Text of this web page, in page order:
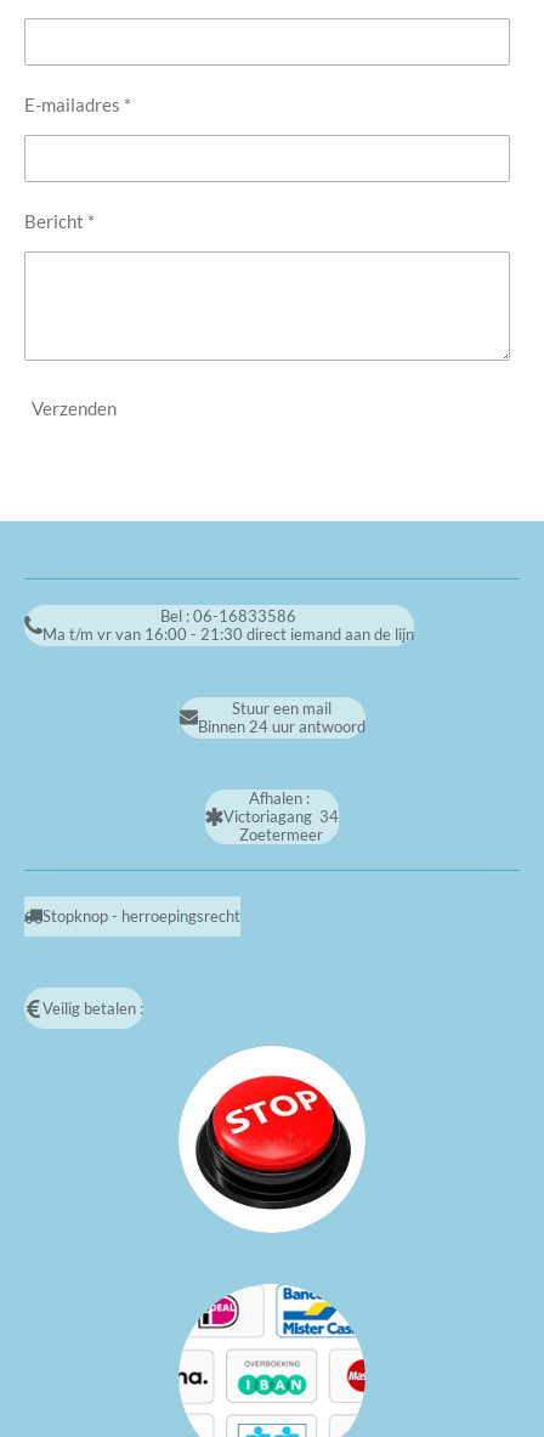
E-mailadres *
Bericht *
Verzenden
Bel : 06-16833586
Ma t/m vr van 16:00 - 21:30 direct iemand aan de lijn
Stuur een mail
Binnen 24 uur antwoord
Afhalen :
Victoriagang 34
Zoetermeer
Stopknop - herroepingsrecht
Veilig betalen :